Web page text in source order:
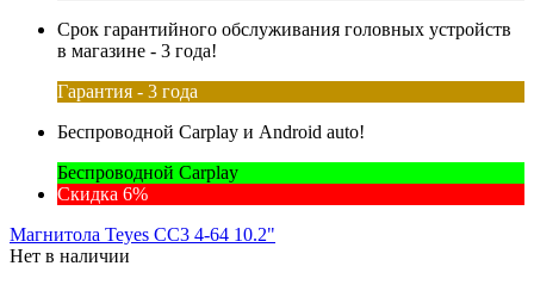
Срок гарантийного обслуживания головных устройств
в магазине - 3 года!
Гарантия - 3 года
Беспроводной Carplay и Android auto!
Беспроводной Carplay
Скидка 6%
Магнитола Teyes CC3 4-64 10.2"
Нет в наличии